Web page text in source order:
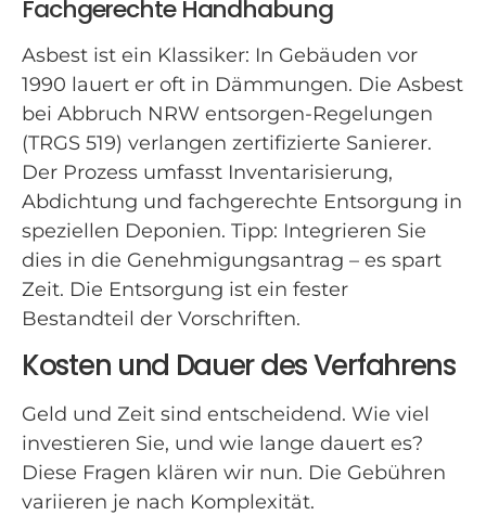
Fachgerechte Handhabung
Asbest ist ein Klassiker: In Gebäuden vor
1990 lauert er oft in Dämmungen. Die Asbest
bei Abbruch NRW entsorgen-Regelungen
(TRGS 519) verlangen zertifizierte Sanierer.
Der Prozess umfasst Inventarisierung,
Abdichtung und fachgerechte Entsorgung in
speziellen Deponien. Tipp: Integrieren Sie
dies in die Genehmigungsantrag – es spart
Zeit. Die Entsorgung ist ein fester
Bestandteil der Vorschriften.
Kosten und Dauer des Verfahrens
Geld und Zeit sind entscheidend. Wie viel
investieren Sie, und wie lange dauert es?
Diese Fragen klären wir nun. Die Gebühren
variieren je nach Komplexität.